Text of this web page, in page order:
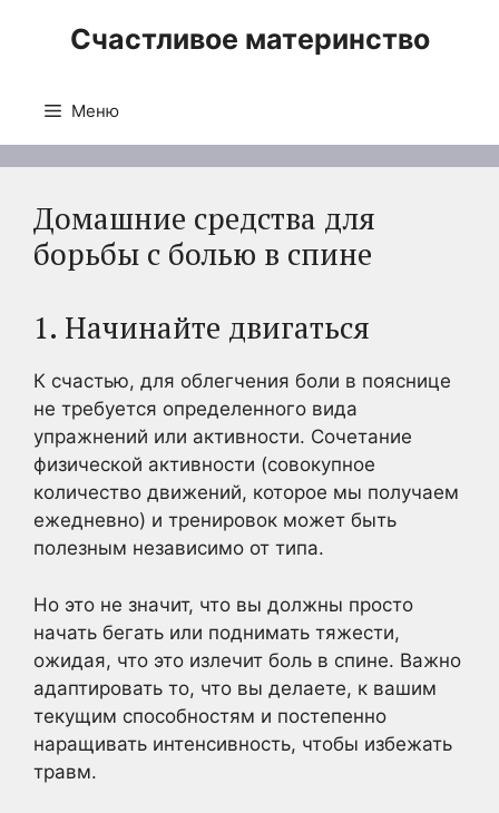
Счастливое материнство
Меню
Домашние средства для
борьбы с болью в спине
1. Начинайте двигаться
К счастью, для облегчения боли в пояснице
не требуется определенного вида
упражнений или активности. Сочетание
физической активности (совокупное
количество движений, которое мы получаем
ежедневно) и тренировок может быть
полезным независимо от типа.
Но это не значит, что вы должны просто
начать бегать или поднимать тяжести,
ожидая, что это излечит боль в спине. Важно
адаптировать то, что вы делаете, к вашим
текущим способностям и постепенно
наращивать интенсивность, чтобы избежать
травм.